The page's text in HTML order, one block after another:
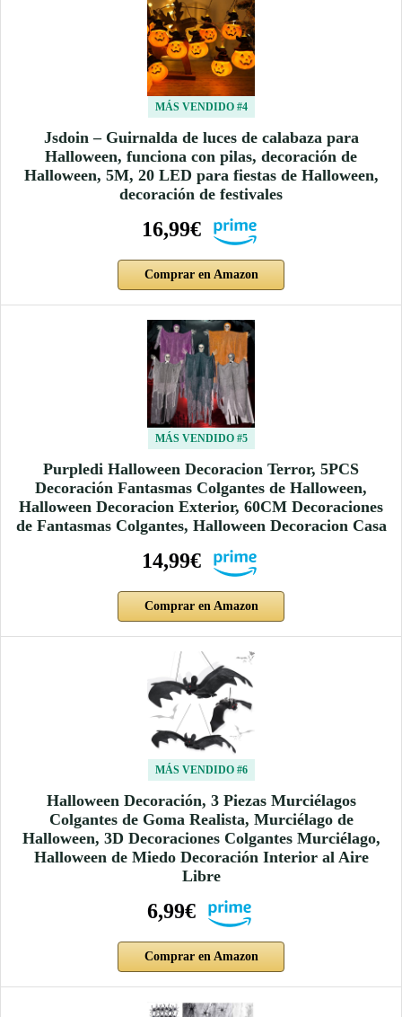
MÁS VENDIDO #4
Jsdoin – Guirnalda de luces de calabaza para
Halloween, funciona con pilas, decoración de
Halloween, 5M, 20 LED para fiestas de Halloween,
decoración de festivales
16,99€
Comprar en Amazon
MÁS VENDIDO #5
Purpledi Halloween Decoracion Terror, 5PCS
Decoración Fantasmas Colgantes de Halloween,
Halloween Decoracion Exterior, 60CM Decoraciones
de Fantasmas Colgantes, Halloween Decoracion Casa
14,99€
Comprar en Amazon
MÁS VENDIDO #6
Halloween Decoración, 3 Piezas Murciélagos
Colgantes de Goma Realista, Murciélago de
Halloween, 3D Decoraciones Colgantes Murciélago,
Halloween de Miedo Decoración Interior al Aire
Libre
6,99€
Comprar en Amazon